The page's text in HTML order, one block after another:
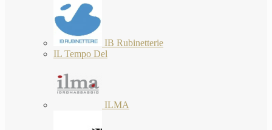
IB Rubinetterie
IL Tempo Del
ILMA